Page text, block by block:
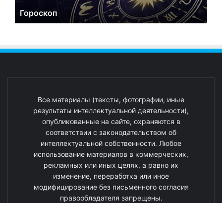
Гороскоп
Все материалы (тексты, фотографии, иные
результаты интеллектуальной деятельности),
опубликованные на сайте, охраняются в
соответствии с законодательством об
интеллектуальной собственности. Любое
использование материалов в коммерческих,
рекламных или иных целях, а равно их
изменение, переработка или иное
модифицирование без письменного согласия
правообладателя запрещены.